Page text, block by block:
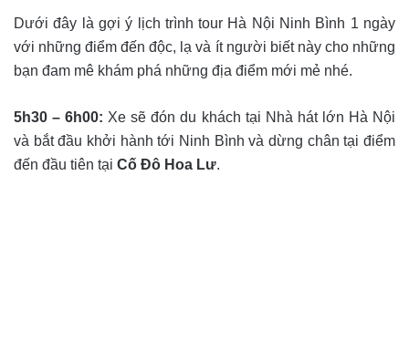
Dưới đây là gợi ý lịch trình tour Hà Nội Ninh Bình 1 ngày
với những điểm đến độc, lạ và ít người biết này cho những
bạn đam mê khám phá những địa điểm mới mẻ nhé.
5h30 – 6h00: Xe sẽ đón du khách tại Nhà hát lớn Hà Nội
và bắt đầu khởi hành tới Ninh Bình và dừng chân tại điểm
đến đầu tiên tại Cố Đô Hoa Lư.